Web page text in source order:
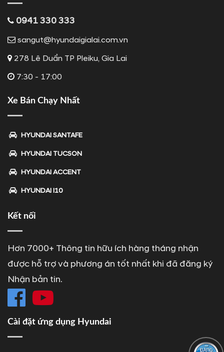
0941 330 333
sangut@hyundaigialai.com.vn
278 Lê Duẩn TP Pleiku, Gia Lai
7:30 - 17:00
Xe Bán Chạy Nhất
HYUNDAI SANTAFE
HYUNDAI TUCSON
HYUNDAI ACCENT
HYUNDAI I10
Kết nối
Hơn 7000+ Thông tin hữu ích hàng tháng nhận
được hỗ trợ và phương án tốt nhất khi đã đăng ký
Nhận bản tin.
Cài đặt ứng dụng Hyundai